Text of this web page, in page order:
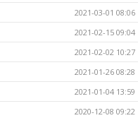
2021-03-01 08:06
2021-02-15 09:04
2021-02-02 10:27
2021-01-26 08:28
2021-01-04 13:59
2020-12-08 09:22